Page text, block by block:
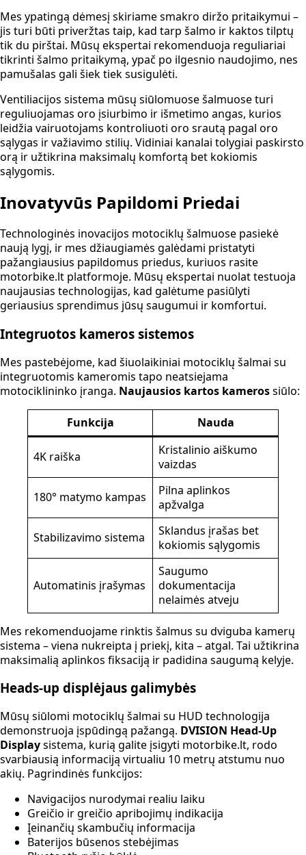
Mes ypatingą dėmesį skiriame smakro diržo pritaikymui –
jis turi būti priveržtas taip, kad tarp šalmo ir kaktos tilptų
tik du pirštai. Mūsų ekspertai rekomenduoja reguliariai
tikrinti šalmo pritaikymą, ypač po ilgesnio naudojimo, nes
pamušalas gali šiek tiek susigulėti.
Ventiliacijos sistema mūsų siūlomuose šalmuose turi
reguliuojamas oro įsiurbimo ir išmetimo angas, kurios
leidžia vairuotojams kontroliuoti oro srautą pagal oro
sąlygas ir važiavimo stilių. Vidiniai kanalai tolygiai paskirsto
orą ir užtikrina maksimalų komfortą bet kokiomis
sąlygomis.
Inovatyvūs Papildomi Priedai
Technologinės inovacijos motociklų šalmuose pasiekė
naują lygį, ir mes džiaugiamės galėdami pristatyti
pažangiausius papildomus priedus, kuriuos rasite
motorbike.lt platformoje. Mūsų ekspertai nuolat testuoja
naujausias technologijas, kad galėtume pasiūlyti
geriausius sprendimus jūsų saugumui ir komfortui.
Integruotos kameros sistemos
Mes pastebėjome, kad šiuolaikiniai motociklų šalmai su
integruotomis kameromis tapo neatsiejama
motociklininko įranga. Naujausios kartos kamerossiūlo:
Funkcija Nauda
4K raiška
Kristalinio aiškumo
vaizdas
180° matymo kampas
Pilna aplinkos
apžvalga
Stabilizavimo sistema
Sklandus įrašas bet
kokiomis sąlygomis
Automatinis įrašymas
Saugumo
dokumentacija
nelaimės atveju
Mes rekomenduojame rinktis šalmus su dviguba kamerų
sistema – viena nukreipta į priekį, kita – atgal. Tai užtikrina
maksimalią aplinkos fiksaciją ir padidina saugumą kelyje.
Heads-up displėjaus galimybės
Mūsų siūlomi motociklų šalmai su HUD technologija
demonstruoja įspūdingą pažangą. DVISION Head-Up
Displaysistema, kurią galite įsigyti motorbike.lt, rodo
svarbiausią informaciją virtualiu 10 metrų atstumu nuo
akių. Pagrindinės funkcijos:
Navigacijos nurodymai realiu laiku
Greičio ir greičio apribojimų indikacija
Įeinančių skambučių informacija
Baterijos būsenos stebėjimas